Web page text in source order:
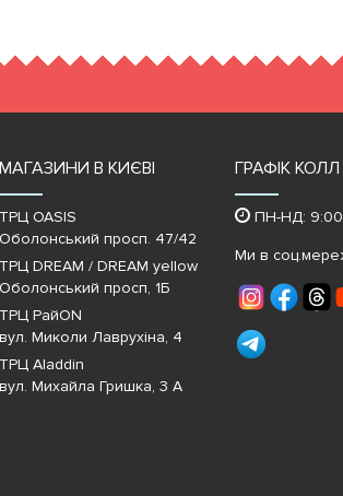
МАГАЗИНИ В КИЄВІ
ТРЦ OASIS
Оболонський просп. 47/42
ТРЦ DREAM / DREAM yellow
Оболонський просп, 1Б
ТРЦ РайON
вул. Миколи Лаврухіна, 4
ТРЦ Aladdin
вул. Михайла Гришка, 3 А
ГРАФІК
ПН-НД:
Ми в